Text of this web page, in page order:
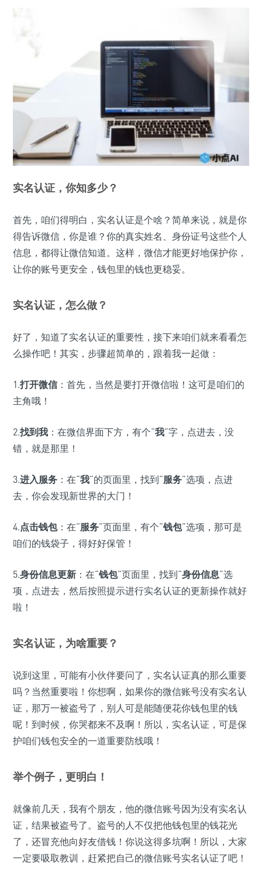
实名认证，你知多少？
首先，咱们得明白，实名认证是个啥？简单来说，就是你
得告诉微信，你是谁？你的真实姓名、身份证号这些个人
信息，都得让微信知道。这样，微信才能更好地保护你，
让你的账号更安全，钱包里的钱也更稳妥。
实名认证，怎么做？
好了，知道了实名认证的重要性，接下来咱们就来看看怎
么操作吧！其实，步骤超简单的，跟着我一起做：
1.打开微信 ：首先，当然是要打开微信啦！这可是咱们的
主角哦！
2.找到我 ：在微信界面下方，有个“我”字，点进去，没
错，就是那里！
3.进入服务 ：在“我”的页面里，找到“服务”选项，点进
去，你会发现新世界的大门！
4.点击钱包：在“服务”页面里，有个“钱包”选项，那可是
咱们的钱袋子，得好好保管！
5.身份信息更新 ：在“钱包”页面里，找到“身份信息”选
项，点进去，然后按照提示进行实名认证的更新操作就好
啦！
实名认证，为啥重要？
说到这里，可能有小伙伴要问了，实名认证真的那么重要
吗？当然重要啦！你想啊，如果你的微信账号没有实名认
证，那万一被盗号了，别人可是能随便花你钱包里的钱
呢！到时候，你哭都来不及啊！所以，实名认证，可是保
护咱们钱包安全的一道重要防线哦！
举个例子，更明白！
就像前几天，我有个朋友，他的微信账号因为没有实名认
证，结果被盗号了。盗号的人不仅把他钱包里的钱花光
了，还冒充他向好友借钱！你说这得多坑啊！所以，大家
一定要吸取教训，赶紧把自己的微信账号实名认证了吧！